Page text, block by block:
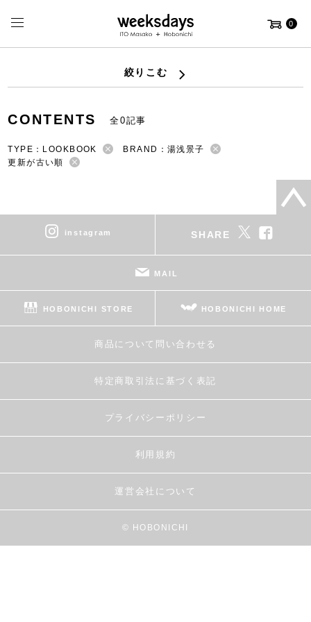
0
絞りこむ
CONTENTS 全0記事
TYPE：LOOKBOOK
BRAND：湯浅景子
更新が古い順
instagram SHARE
MAIL
HOBONICHI STORE HOBONICHI HOME
商品について問い合わせる
特定商取引法に基づく表記
プライバシーポリシー
利用規約
運営会社について
© HOBONICHI